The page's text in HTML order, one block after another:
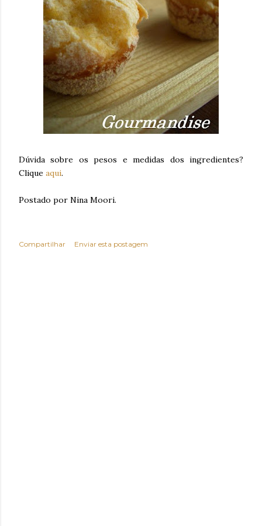
Dúvida sobre os pesos e medidas dos ingredientes?
Clique aqui.
Postado por Nina Moori.
Compartilhar Enviar esta postagem